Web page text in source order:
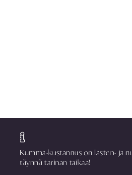
Kumma-kustannus on lasten- ja
täynnä tarinan taikaa!